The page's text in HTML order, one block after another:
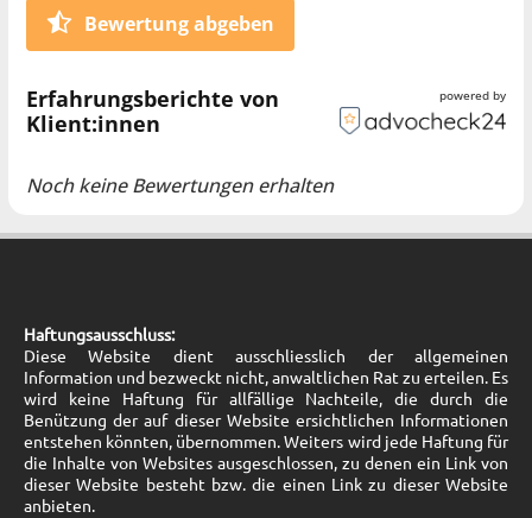
Bewertung abgeben
Erfahrungsberichte von
Klient:innen
powered by
Noch keine Bewertungen erhalten
Haftungsausschluss:
Diese Website dient ausschliesslich der allgemeinen
Information und bezweckt nicht, anwaltlichen Rat zu erteilen. Es
wird keine Haftung für allfällige Nachteile, die durch die
Benützung der auf dieser Website ersichtlichen Informationen
entstehen könnten, übernommen. Weiters wird jede Haftung für
die Inhalte von Websites ausgeschlossen, zu denen ein Link von
dieser Website besteht bzw. die einen Link zu dieser Website
anbieten.